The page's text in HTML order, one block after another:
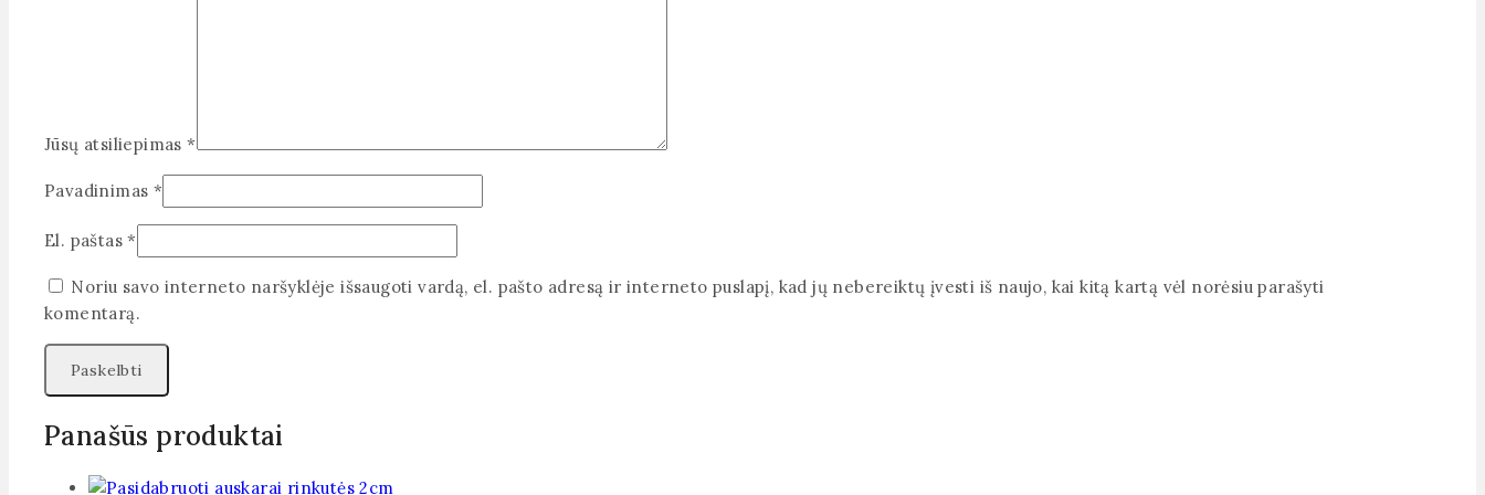
Jūsų atsiliepimas*
Pavadinimas *
El. paštas*
Noriu savo interneto naršyklėje išsaugoti vardą, el. pašto adresą ir interneto puslapį, kad jų nebereiktų įvesti iš naujo, kai kitą kartą vėl norėsiu parašyti
komentarą.
Panašūs produktai